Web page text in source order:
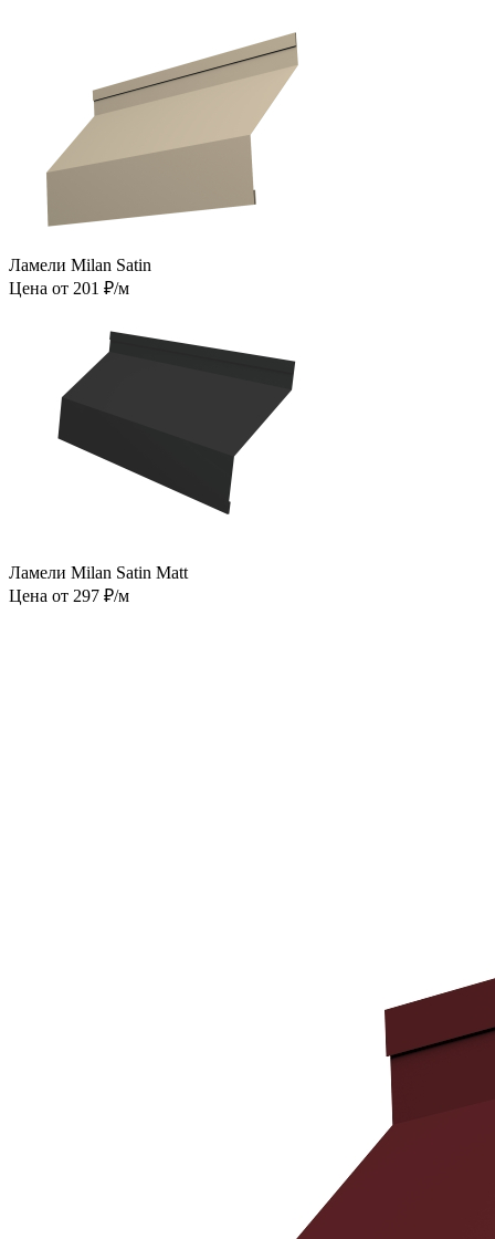
Ламели Milan Satin
Цена от 201 ₽/м
Ламели Milan Satin Matt
Цена от 297 ₽/м